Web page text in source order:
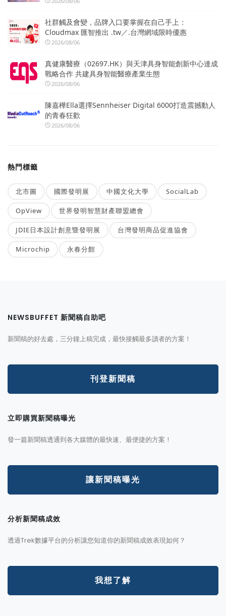
社群觸及會變，品牌入口要掌握在自己手上：
Cloudmax 匯智推出 .tw／.台灣網域限時優惠
2026/08/06
真健康醫療（02697.HK）與天津具身智能創新中心達成
戰略合作 共建具身智能醫療產業生態
2026/08/06
陳嘉樺Ella選擇Sennheiser Digital 6000打造震撼動人
的青春狂歡
2026/08/06
熱門標籤
北市圖 國際發明展 中國文化大學 SocialLab
OpView 世界發明智慧財產聯盟總會
JDIE日本設計創意暨發明展 台灣發明商品促進協會
Microchip 永春分館
NEWSBUFFET 新聞稿自助吧
新聞稿的好去處，三分鐘上稿完成，最快接觸最多讀者的方案！
刊登新聞稿
立即購買新聞稿曝光
發一篇新聞稿透通到各大媒體的最快速、最便捷的方案！
讓新聞稿曝光
分析新聞稿成效
透過Trek數據平台的分析讓您知道你的新聞稿成效表現如何？
我想了解